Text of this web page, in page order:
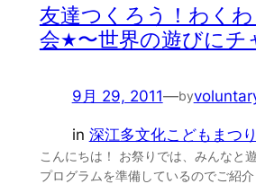
友達つくろう！わく
会★〜世界の遊びにチ
9月 29, 2011—by
in 深江多文化こどもまつり
こんにちは！ お祭りでは、みんなと
プログラムを準備しているのでご紹